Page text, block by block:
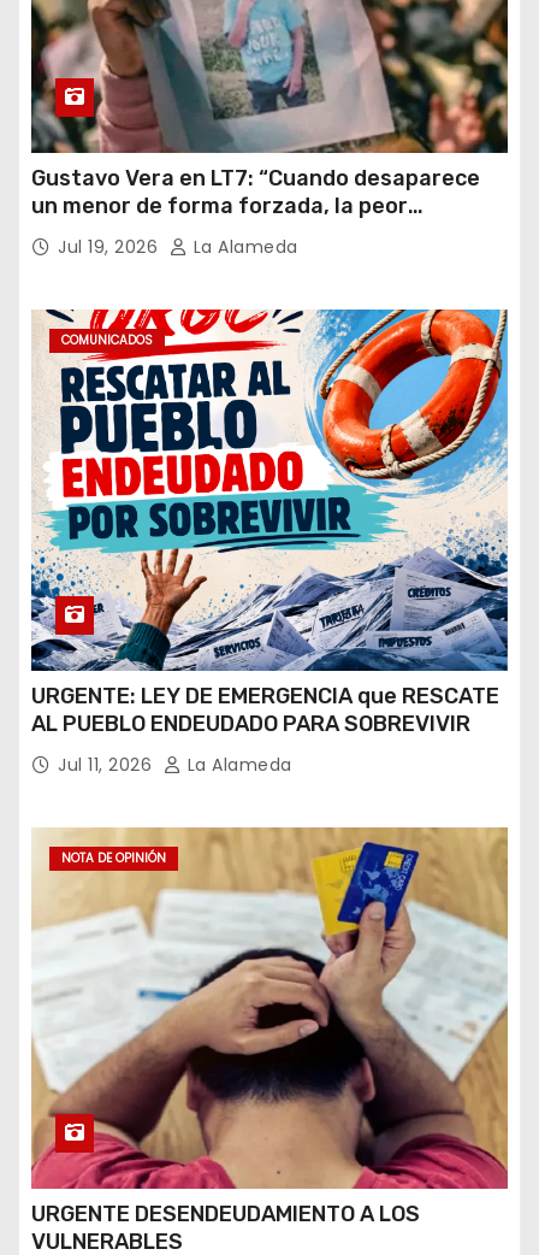
Gustavo Vera en LT7: “Cuando desaparece
un menor de forma forzada, la peor
hipótesis es trata, y así debe seguir
caratulado el caso Loan”
Jul 19, 2026 La Alameda
COMUNICADOS
URGENTE: LEY DE EMERGENCIA que RESCATE
AL PUEBLO ENDEUDADO PARA SOBREVIVIR
Jul 11, 2026 La Alameda
NOTA DE OPINIÓN
URGENTE DESENDEUDAMIENTO A LOS
VULNERABLES